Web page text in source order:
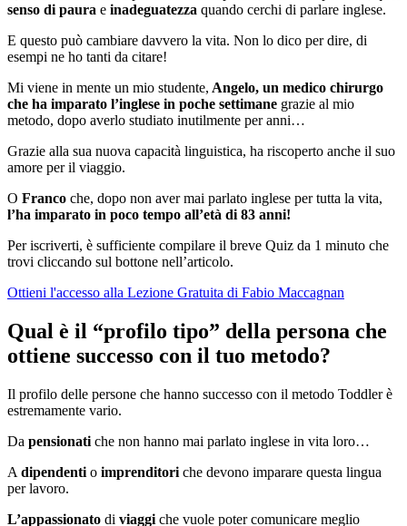
senso di paura e inadeguatezza quando cerchi di parlare inglese.
E questo può cambiare davvero la vita. Non lo dico per dire, di
esempi ne ho tanti da citare!
Mi viene in mente un mio studente, Angelo, un medico chirurgo
che ha imparato l’inglese in poche settimane grazie al mio
metodo, dopo averlo studiato inutilmente per anni…
Grazie alla sua nuova capacità linguistica, ha riscoperto anche il suo
amore per il viaggio.
O Franco che, dopo non aver mai parlato inglese per tutta la vita,
l’ha imparato in poco tempo all’età di 83 anni!
Per iscriverti, è sufficiente compilare il breve Quiz da 1 minuto che
trovi cliccando sul bottone nell’articolo.
Ottieni l'accesso alla Lezione Gratuita di Fabio Maccagnan
Qual è il “profilo tipo” della persona che
ottiene successo con il tuo metodo?
Il profilo delle persone che hanno successo con il metodo Toddler è
estremamente vario.
Da pensionati che non hanno mai parlato inglese in vita loro…
A dipendenti o imprenditori che devono imparare questa lingua
per lavoro.
L’appassionato di viaggi che vuole poter comunicare meglio